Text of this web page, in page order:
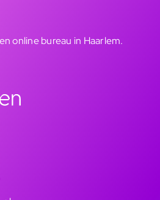
online bureau in Haarlem.